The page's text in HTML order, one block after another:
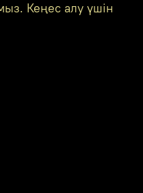
Кеңес алу үшін